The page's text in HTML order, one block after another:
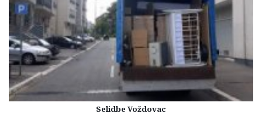
Selidbe Voždovac